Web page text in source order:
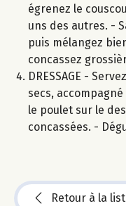
égrenez le
uns des autres. -
puis mélangez
concassez
DRESSAGE -
secs,
le poulet sur le
concassées. -
Retour à la